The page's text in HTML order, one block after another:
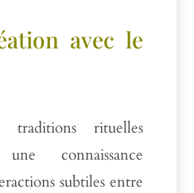
avec le
traditions rituelles
connaissance
subtiles entre